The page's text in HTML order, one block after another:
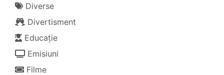
Diverse
Divertisment
Educație
Emisiuni
Filme